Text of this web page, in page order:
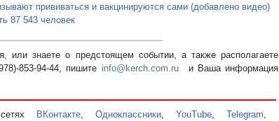
прививаться и вакцинируются сами (добавлено видео)
87 543 человек
или знаете о предстоящем событии, а также располагаете
853-94-44, пишите info@kerch.com.ru и Ваша информация
сетях ВКонтакте Одноклассники ,YouTube ,Telegram